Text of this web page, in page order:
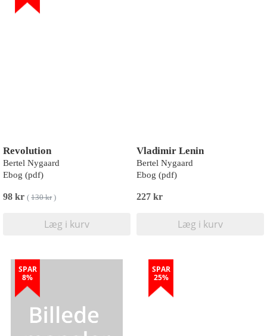
Revolution
Bertel Nygaard
Ebog (pdf)
98 kr ( 130 kr)
Læg i kurv
Vladimir Lenin
Bertel Nygaard
Ebog (pdf)
227 kr
Læg i kurv
SPAR
8%
SPAR
25%